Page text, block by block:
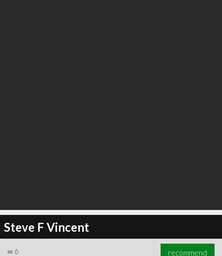
Steve F Vincent
∞ 6 recommend